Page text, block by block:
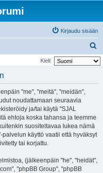
Kirjaudu sisään
t
Kieli:
"me", "meitä", "meidän",
noudattamaan seuraavia
ja/tai käytä "SJAL
ehtoja koska tahansa ja teemme
suositeltavaa lukea nämä
käyttö vaatii että hyväksyt
tai korjattu.
(jälkeenpäin "he", "heidät",
"phpBB Group", "phpBB